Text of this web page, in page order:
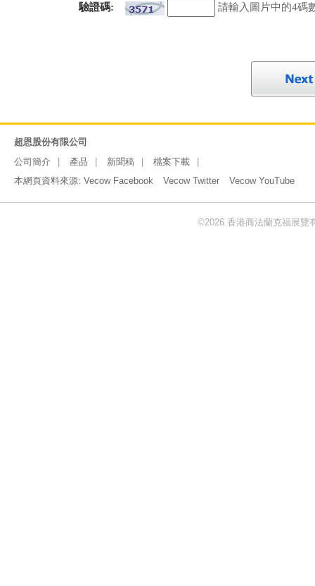
驗證碼: 請輸入圖片中的4碼
超恩股份有限公司
公司簡介
產品 新聞稿
檔案下載
本網頁資料來源: Vecow Facebook Vecow Twitter Vecow YouTube
©2026 香港商法蘭克福展覽